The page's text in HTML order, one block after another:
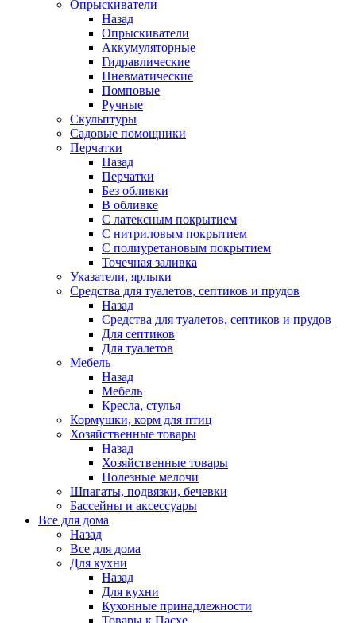
Опрыскиватели
Назад
Опрыскиватели
Аккумуляторные
Гидравлические
Пневматические
Помповые
Ручные
Скульптуры
Садовые помощники
Перчатки
Назад
Перчатки
Без обливки
В обливке
С латексным покрытием
С нитриловым покрытием
С полиуретановым покрытием
Точечная заливка
Указатели, ярлыки
Средства для туалетов, септиков и прудов
Назад
Средства для туалетов, септиков и прудов
Для септиков
Для туалетов
Мебель
Назад
Мебель
Кресла, стулья
Кормушки, корм для птиц
Хозяйственные товары
Назад
Хозяйственные товары
Полезные мелочи
Шпагаты, подвязки, бечевки
Бассейны и аксессуары
Все для дома
Назад
Все для дома
Для кухни
Назад
Для кухни
Кухонные принадлежности
Товары к Пасхе